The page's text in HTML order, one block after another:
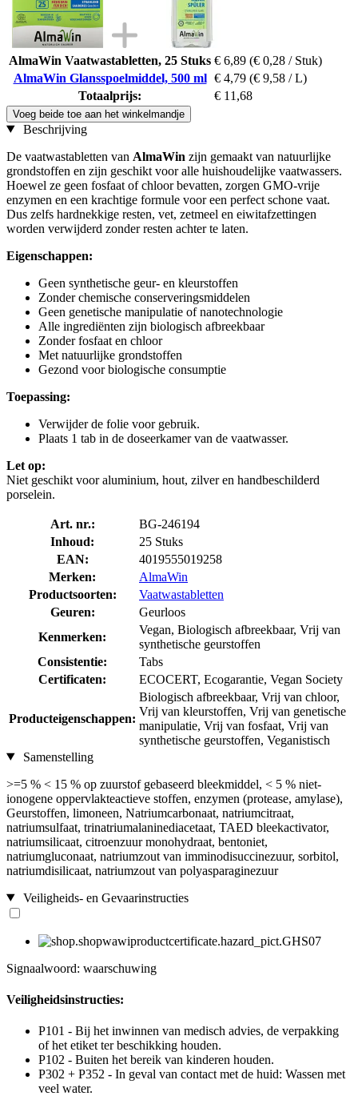
AlmaWin Vaatwastabletten, 25 Stuks € 6,89 (€ 0,28 / Stuk)
AlmaWin Glansspoelmiddel, 500 ml € 4,79 (€ 9,58 / L)
Totaalprijs:
€ 11,68
Voeg beide toe aan het winkelmandje
Beschrijving
De vaatwastabletten van AlmaWin zijn gemaakt van natuurlijke
grondstoffen en zijn geschikt voor alle huishoudelijke vaatwassers.
Hoewel ze geen fosfaat of chloor bevatten, zorgen GMO-vrije
enzymen en een krachtige formule voor een perfect schone vaat.
Dus zelfs hardnekkige resten, vet, zetmeel en eiwitafzettingen
worden verwijderd zonder resten achter te laten.
Eigenschappen:
Geen synthetische geur- en kleurstoffen
Zonder chemische conserveringsmiddelen
Geen genetische manipulatie of nanotechnologie
Alle ingrediënten zijn biologisch afbreekbaar
Zonder fosfaat en chloor
Met natuurlijke grondstoffen
Gezond voor biologische consumptie
Toepassing:
Verwijder de folie voor gebruik.
Plaats 1 tab in de doseerkamer van de vaatwasser.
Let op:
Niet geschikt voor aluminium, hout, zilver en handbeschilderd
porselein.
Art. nr.:
BG-246194
Inhoud:
25 Stuks
EAN:
4019555019258
Merken:
AlmaWin
Productsoorten:
Vaatwastabletten
Geuren:
Geurloos
Kenmerken:
Vegan, Biologisch afbreekbaar, Vrij van
synthetische geurstoffen
Consistentie:
Tabs
Certificaten:
ECOCERT, Ecogarantie, Vegan Society
Producteigenschappen:
Biologisch afbreekbaar, Vrij van chloor,
Vrij van kleurstoffen, Vrij van genetische
manipulatie, Vrij van fosfaat, Vrij van
synthetische geurstoffen, Veganistisch
Samenstelling
>=5 % < 15 % op zuurstof gebaseerd bleekmiddel, < 5 % niet-
ionogene oppervlakteactieve stoffen, enzymen (protease, amylase),
Geurstoffen, limoneen, Natriumcarbonaat, natriumcitraat,
natriumsulfaat, trinatriumalaninediacetaat, TAED bleekactivator,
natriumsilicaat, citroenzuur monohydraat, bentoniet,
natriumgluconaat, natriumzout van imminodisuccinezuur, sorbitol,
natriumdisilicaat, natriumzout van polyasparaginezuur
Veiligheids- en Gevaarinstructies
Signaalwoord: waarschuwing
Veiligheidsinstructies:
P101 - Bij het inwinnen van medisch advies, de verpakking
of het etiket ter beschikking houden.
P102 - Buiten het bereik van kinderen houden.
P302 + P352 - In geval van contact met de huid: Wassen met
veel water.